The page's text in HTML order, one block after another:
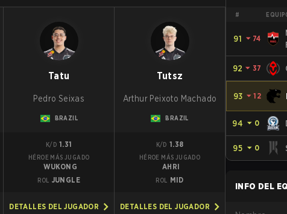
Tatu
Pedro Seixas
BRAZIL
K/D 1.31
HÉROE MÁS JUGADO
WUKONG
ROL JUNGLE
DETALLES DEL JUGADOR
Tutsz
Arthur Peixoto Machado
BRAZIL
K/D 1.38
HÉROE MÁS JUGADO
AHRI
ROL MID
DETALLES DEL JUGADOR
#
91 ⏷ 74
92 ⏷ 37
93 ⏷ 12
94 ⏷ 0
95 ⏷ 0
INFO DEL